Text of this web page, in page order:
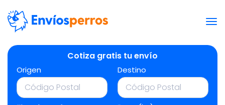
Cotiza gratis tu envío
Origen Destino